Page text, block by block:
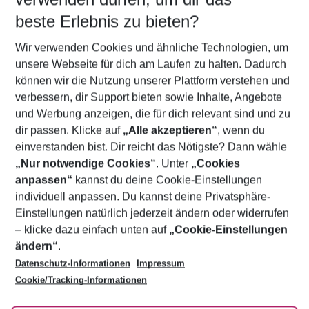
5-8 Nächte
2 Erwachsene Keine Kinder
Mehr Filter anzeigen
Footer
Footer navigation
Über uns
AGB
Bestpreisgarantie
Cookie-Einstellungen ändern
Cookie-Richtlinie
Agenturbetreuung
Barrierefreies Reisen
Folge uns
beste Erlebnis zu bieten?
Wir verwenden Cookies und ähnliche Technologien, um
unsere Webseite für dich am Laufen zu halten. Dadurch
können wir die Nutzung unserer Plattform verstehen und
verbessern, dir Support bieten sowie Inhalte, Angebote
und Werbung anzeigen, die für dich relevant sind und zu
dir passen. Klicke auf „Alle akzeptieren“, wenn du
einverstanden bist. Dir reicht das Nötigste? Dann wähle
„Nur notwendige Cookies“. Unter „Cookies
anpassen“ kannst du deine Cookie-Einstellungen
individuell anpassen. Du kannst deine Privatsphäre-
Einstellungen natürlich jederzeit ändern oder widerrufen
– klicke dazu einfach unten auf „Cookie-Einstellungen
ändern“.
Datenschutz-Informationen
Impressum
Cookie/Tracking-Informationen